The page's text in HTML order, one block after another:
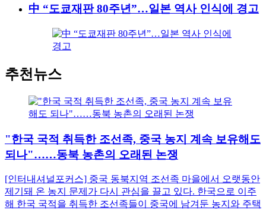
中 “도쿄재판 80주년”…일본 역사 인식에 경고
추천뉴스
"한국 국적 취득한 조선족, 중국 농지 계속 보유해도
되나"……동북 농촌의 오래된 논쟁
[인터내셔널포커스] 중국 동북지역 조선족 마을에서 오랫동안
제기돼 온 농지 문제가 다시 관심을 끌고 있다. 한국으로 이주
해 한국 국적을 취득한 조선족들이 중국에 남겨둔 농지와 주택